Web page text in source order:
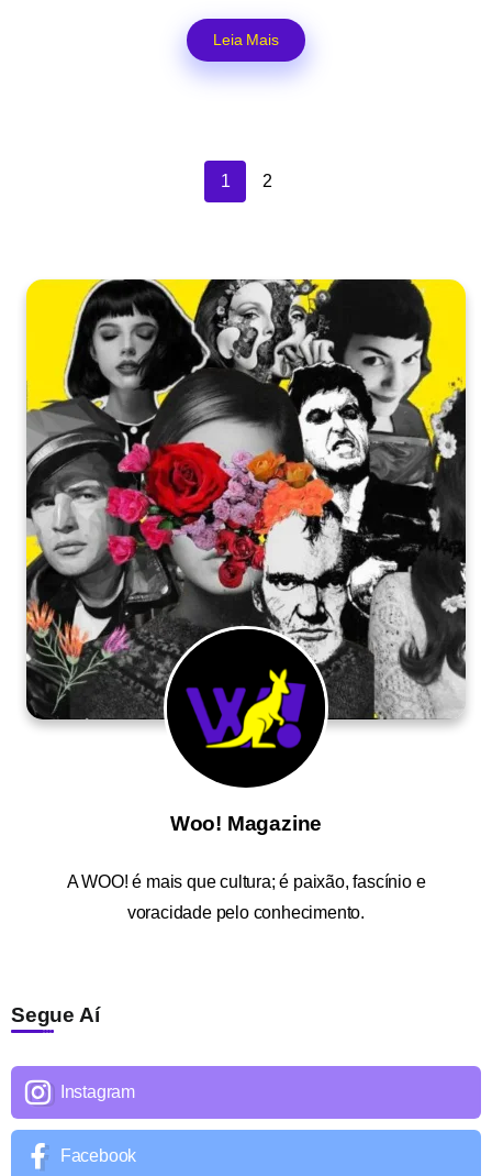
Leia Mais
1 2
Woo! Magazine
AWOO! é mais que cultura; é paixão, fascínio e
voracidade pelo conhecimento.
Segue Aí
Instagram
Facebook